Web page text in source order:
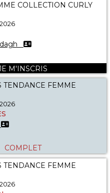
COLLECTION CURLY
M'INSCRIS
TENDANCE FEMME
COMPLET
TENDANCE FEMME